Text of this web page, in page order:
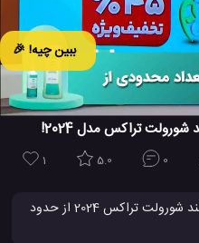
ببین چیه! 🎉
تراکس مدل 2024!
1 5.0 0
گفته می شود قیمت اتومبیل شاسی بلند شورولت تراکس 2024 از حدود
که برای این خودرو با کیفیت،